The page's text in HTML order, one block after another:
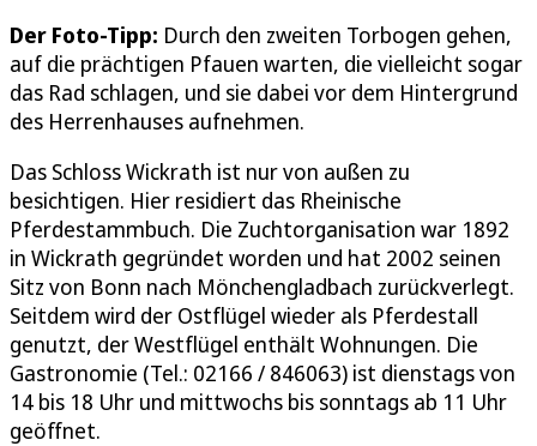
Der Foto-Tipp: Durch den zweiten Torbogen gehen,
auf die prächtigen Pfauen warten, die vielleicht sogar
das Rad schlagen, und sie dabei vor dem Hintergrund
des Herrenhauses aufnehmen.
Das Schloss Wickrath ist nur von außen zu
besichtigen. Hier residiert das Rheinische
Pferdestammbuch. Die Zuchtorganisation war 1892
in Wickrath gegründet worden und hat 2002 seinen
Sitz von Bonn nach Mönchengladbach zurückverlegt.
Seitdem wird der Ostflügel wieder als Pferdestall
genutzt, der Westflügel enthält Wohnungen. Die
Gastronomie (Tel.: 02166 / 846063) ist dienstags von
14 bis 18 Uhr und mittwochs bis sonntags ab 11 Uhr
geöffnet.